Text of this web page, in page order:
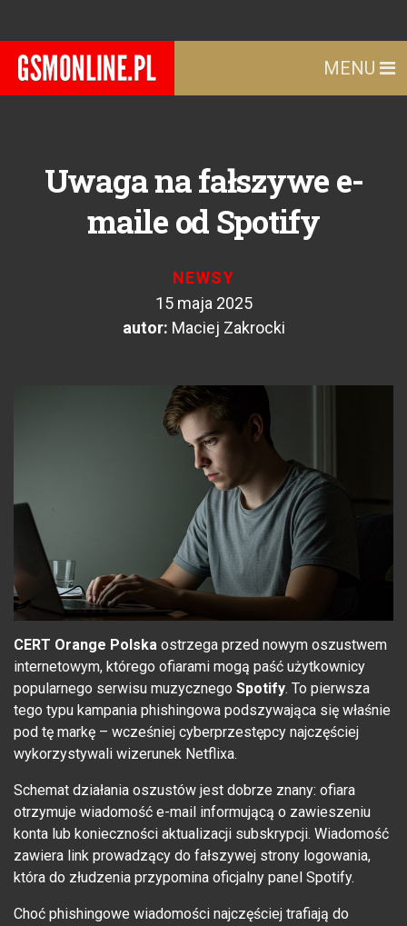
MENU
Uwaga na fałszywe e-
maile od Spotify
NEWSY
15 maja 2025
autor: Maciej Zakrocki
CERT Orange Polska ostrzega przed nowym oszustwem
internetowym, którego ofiarami mogą paść użytkownicy
popularnego serwisu muzycznego Spotify. To pierwsza
tego typu kampania phishingowa podszywająca się właśnie
pod tę markę – wcześniej cyberprzestępcy najczęściej
wykorzystywali wizerunek Netflixa.
Schemat działania oszustów jest dobrze znany: ofiara
otrzymuje wiadomość e-mail informującą o zawieszeniu
konta lub konieczności aktualizacji subskrypcji. Wiadomość
zawiera link prowadzący do fałszywej strony logowania,
która do złudzenia przypomina oficjalny panel Spotify.
Choć phishingowe wiadomości najczęściej trafiają do